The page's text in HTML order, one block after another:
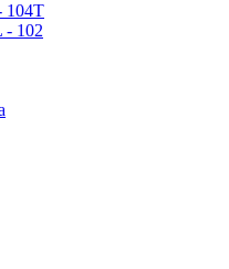
104T
- 102